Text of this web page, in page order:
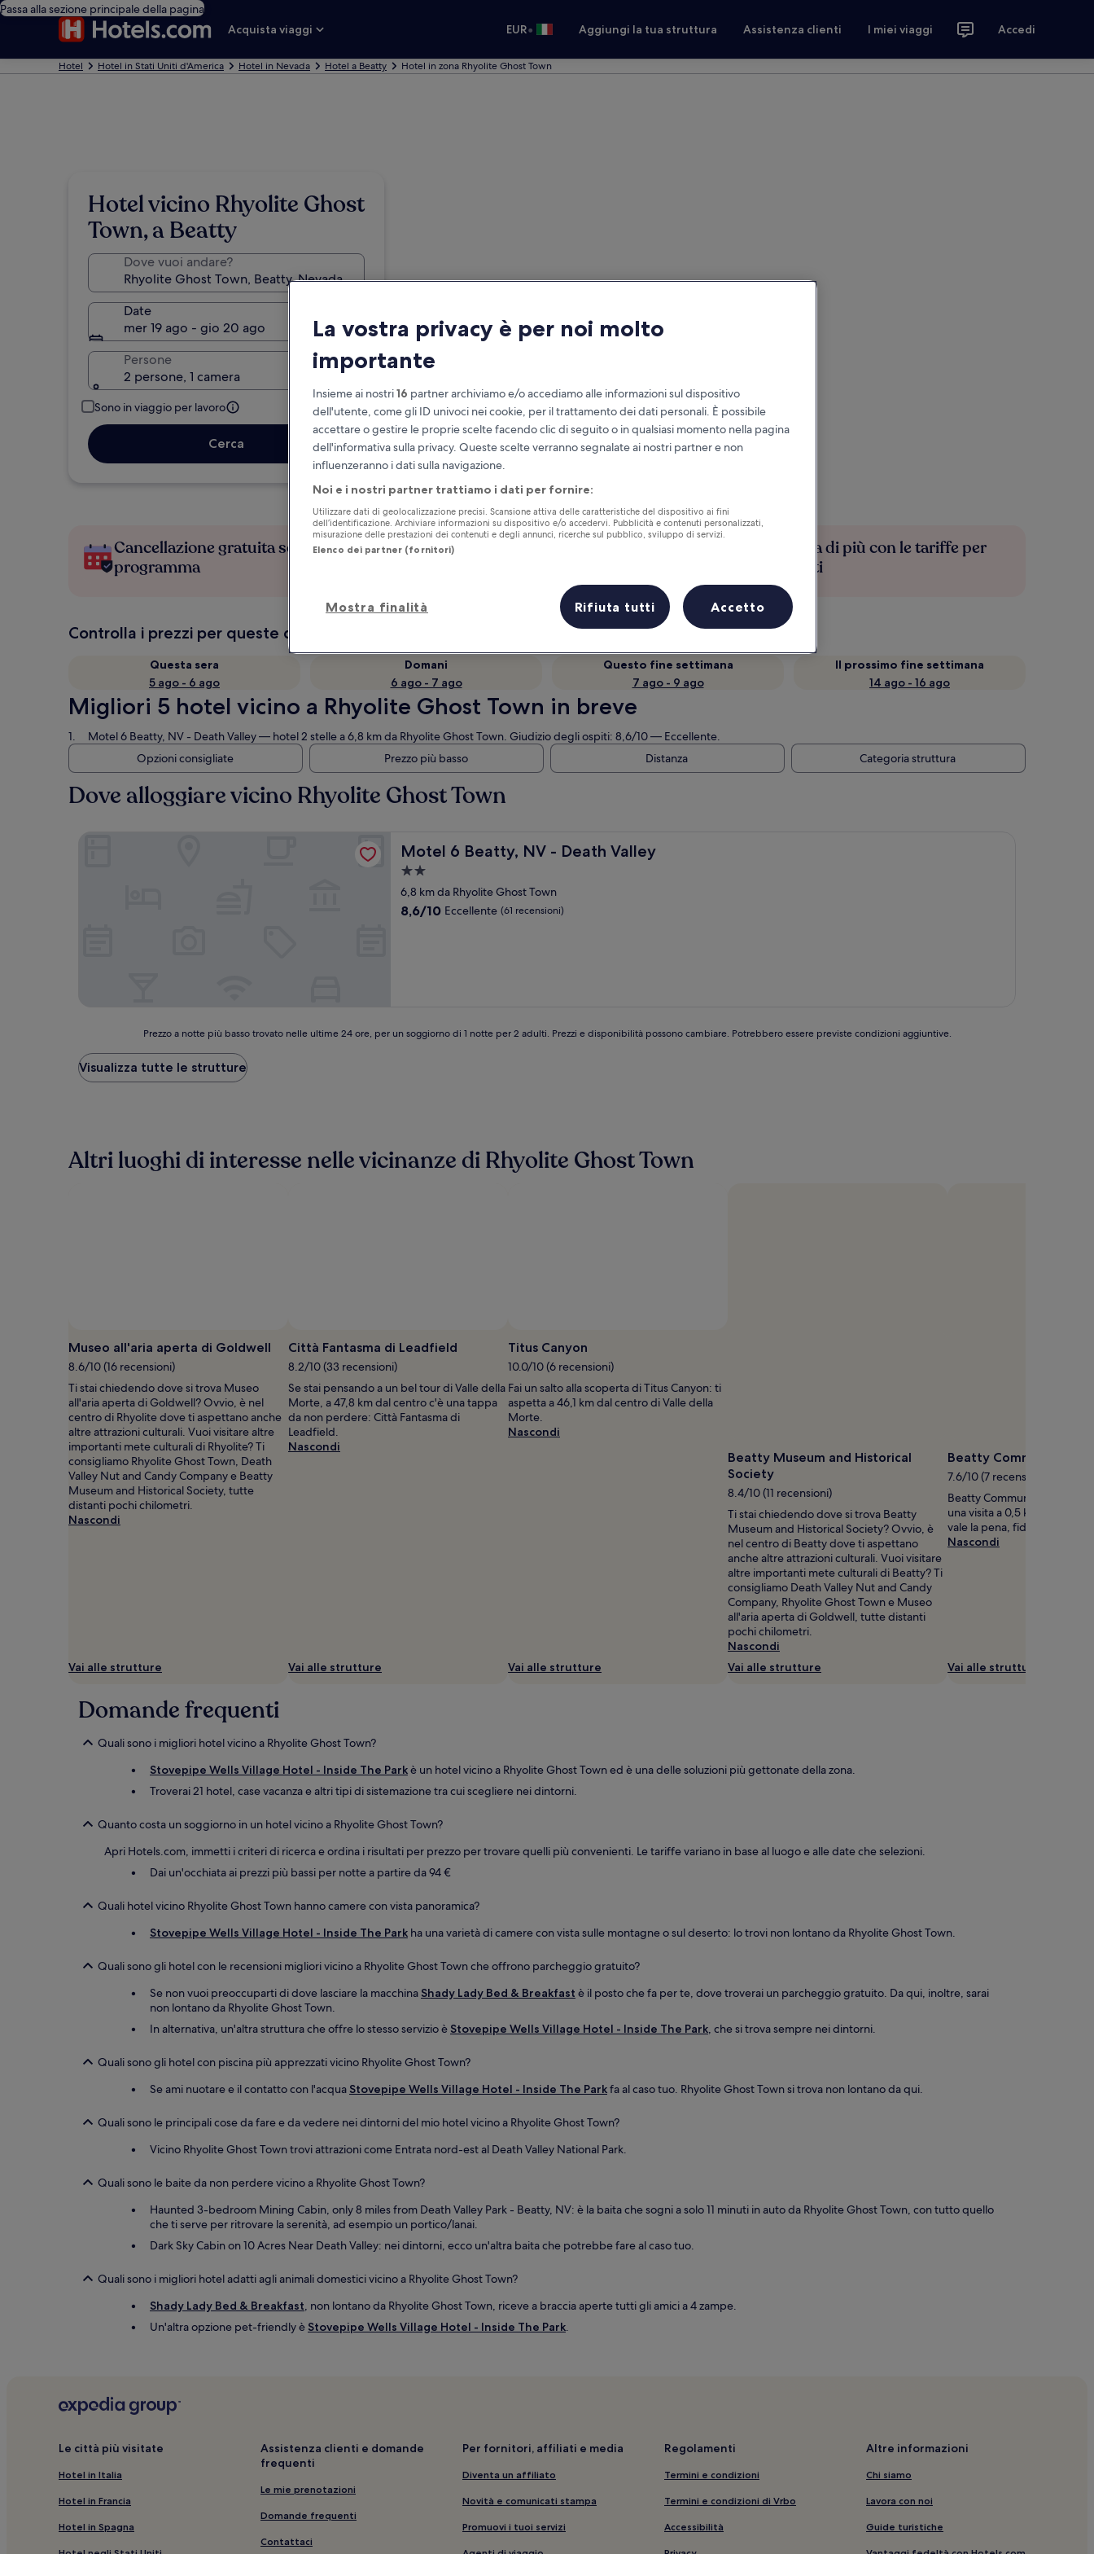
Passa alla sezione principale della pagina
Acquista viaggi
EUR• Aggiungi la tua struttura Assistenza clienti I miei viaggi Accedi
Hotel Hotel in Stati Uniti d'America Hotel in Nevada Hotel a Beatty Hotel in zona Rhyolite Ghost Town
Hotel vicino Rhyolite Ghost
Town, a Beatty
Dove vuoi andare?
Date
mer 19 ago - gio 20 ago
Persone
2 persone, 1 camera
Sono in viaggio per lavoro
Cerca
Cancellazione gratuita se cambi
programma
Accumula vantaggi con ogni notte di
Risparmia di più con le tariffe per
soli iscritti
Controlla i prezzi per queste date
Questa sera
5 ago - 6 ago
Domani
6 ago - 7 ago
Questo fine settimana
7 ago - 9 ago
Il prossimo fine settimana
14 ago - 16 ago
Migliori 5 hotel vicino a Rhyolite Ghost Town in breve
Motel 6 Beatty, NV - Death Valley— hotel 2 stelle a 6,8 km da Rhyolite Ghost Town. Giudizio degli ospiti: 8,6/10 — Eccellente.
Opzioni consigliate
Prezzo più basso Distanza Categoria struttura
Dove alloggiare vicino Rhyolite Ghost Town
Motel 6 Beatty, NV - Death Valley
Motel 6 Beatty, NV - Death Valley
Struttura
a
2.0
6,8 km da Rhyolite Ghost Town
8.6
8,6/10 Eccellente (61 recensioni)
notte
più
24
ore,
disponibilità
possono
cambiare.
Potrebbero
essere
previste
condizioni
aggiuntive.
Prezzo a notte più basso trovato nelle ultime 24 ore, per un soggiorno di 1 notte per 2 adulti. Prezzi e disponibilità possono cambiare. Potrebbero essere previste condizioni aggiuntive.
Visualizza tutte le strutture
Altri luoghi di interesse nelle vicinanze di Rhyolite Ghost Town
Museo all'aria aperta di Goldwell
8.6/10 (16 recensioni)
Ti stai chiedendo dove si trova Museo
all'aria aperta di Goldwell? Ovvio, è nel
centro di Rhyolite dove ti aspettano anche
altre attrazioni culturali. Vuoi visitare altre
importanti mete culturali di Rhyolite? Ti
consigliamo Rhyolite Ghost Town, Death
Valley Nut and Candy Company e Beatty
Museum and Historical Society, tutte
distanti pochi chilometri.
Nascondi
Vai alle strutture
Città Fantasma di Leadfield
8.2/10 (33 recensioni)
Se stai pensando a un bel tour di Valle della
Morte, a 47,8 km dal centro c'è una tappa
da non perdere: Città Fantasma di
Leadfield.
Nascondi
Vai alle strutture
Titus Canyon
10.0/10 (6 recensioni)
Fai un salto alla scoperta di Titus Canyon: ti
aspetta a 46,1 km dal centro di Valle della
Morte.
Nascondi
Vai alle strutture
Beatty Museum and Historical
Society
8.4/10 (11 recensioni)
Ti stai chiedendo dove si trova Beatty
Museum and Historical Society? Ovvio, è
nel centro di Beatty dove ti aspettano
anche altre attrazioni culturali. Vuoi visitare
altre importanti mete culturali di Beatty? Ti
consigliamo Death Valley Nut and Candy
Company, Rhyolite Ghost Town e Museo
all'aria aperta di Goldwell, tutte distanti
pochi chilometri.
Nascondi
Vai alle strutture
Beatty Community
7.6/10 (7 recensioni)
Beatty Community Center ti
una visita a 0,5 km dal cuore
vale la pena, fidati!
Nascondi
Vai alle strutture
Domande frequenti
Quali sono i migliori hotel vicino a Rhyolite Ghost Town?
Stovepipe Wells Village Hotel - Inside The Parkè un hotel vicino a Rhyolite Ghost Town ed è una delle soluzioni più gettonate della zona.
Troverai 21 hotel, case vacanza e altri tipi di sistemazione tra cui scegliere nei dintorni.
Quanto costa un soggiorno in un hotel vicino a Rhyolite Ghost Town?
Apri Hotels.com, immetti i criteri di ricerca e ordina i risultati per prezzo per trovare quelli più convenienti. Le tariffe variano in base al luogo e alle date che selezioni.
Dai un'occhiata ai prezzi più bassi per notte a partire da 94 €
Quali hotel vicino Rhyolite Ghost Town hanno camere con vista panoramica?
Stovepipe Wells Village Hotel - Inside The Park ha una varietà di camere con vista sulle montagne o sul deserto: lo trovi non lontano da Rhyolite Ghost Town.
Quali sono gli hotel con le recensioni migliori vicino a Rhyolite Ghost Town che offrono parcheggio gratuito?
Se non vuoi preoccuparti di dove lasciare la macchina Shady Lady Bed & Breakfast è il posto che fa per te, dove troverai un parcheggio gratuito. Da qui, inoltre, sarai
non lontano da Rhyolite Ghost Town.
In alternativa, un'altra struttura che offre lo stesso servizio è Stovepipe Wells Village Hotel - Inside The Park, che si trova sempre nei dintorni.
Quali sono gli hotel con piscina più apprezzati vicino Rhyolite Ghost Town?
Se ami nuotare e il contatto con l'acqua Stovepipe Wells Village Hotel - Inside The Parkfa al caso tuo. Rhyolite Ghost Town si trova non lontano da qui.
Quali sono le principali cose da fare e da vedere nei dintorni del mio hotel vicino a Rhyolite Ghost Town?
Vicino Rhyolite Ghost Town trovi attrazioni come Entrata nord-est al Death Valley National Park.
Quali sono le baite da non perdere vicino a Rhyolite Ghost Town?
Haunted 3-bedroom Mining Cabin, only 8 miles from Death Valley Park - Beatty, NV: è la baita che sogni a solo 11 minuti in auto da Rhyolite Ghost Town, con tutto quello
che ti serve per ritrovare la serenità, ad esempio un portico/lanai.
Dark Sky Cabin on 10 Acres Near Death Valley: nei dintorni, ecco un'altra baita che potrebbe fare al caso tuo.
Quali sono i migliori hotel adatti agli animali domestici vicino a Rhyolite Ghost Town?
Shady Lady Bed & Breakfast, non lontano da Rhyolite Ghost Town, riceve a braccia aperte tutti gli amici a 4 zampe.
Un'altra opzione pet-friendly è Stovepipe Wells Village Hotel - Inside The Park.
Le città più visitate
Hotel in Italia
Hotel in Francia
Hotel in Spagna
Assistenza clienti e domande
frequenti
Le mie prenotazioni
Domande frequenti
Contattaci
Per fornitori, affiliati e media
Diventa un affiliato
Novità e comunicati stampa
Promuovi i tuoi servizi
Regolamenti
Termini e condizioni
Termini e condizioni di Vrbo
Accessibilità
Altre informazioni
Chi siamo
Lavora con noi
Guide turistiche
La vostra privacy è per noi molto
importante
Insieme ai nostri16 partner archiviamo e/o accediamo alle informazioni sul dispositivo
dell'utente, come gli ID univoci nei cookie, per il trattamento dei dati personali. È possibile
accettare o gestire le proprie scelte facendo clic di seguito o in qualsiasi momento nella pagina
dell'informativa sulla privacy. Queste scelte verranno segnalate ai nostri partner e non
influenzeranno i dati sulla navigazione.
Noi e i nostri partner trattiamo i dati per fornire:
Utilizzare dati di geolocalizzazione precisi. Scansione attiva delle caratteristiche del dispositivo ai fini
dell’identificazione. Archiviare informazioni su dispositivo e/o accedervi. Pubblicità e contenuti personalizzati,
misurazione delle prestazioni dei contenuti e degli annunci, ricerche sul pubblico, sviluppo di servizi.
Elenco dei partner (fornitori)
Mostra finalità Rifiuta tutti Accetto